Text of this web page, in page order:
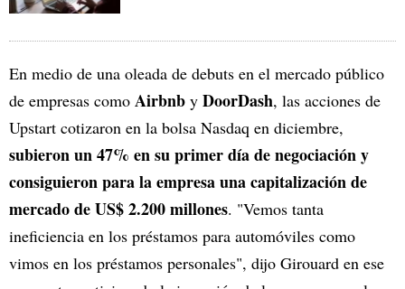
En medio de una oleada de debuts en el mercado público
de empresas como Airbnb y DoorDash, las acciones de
Upstart cotizaron en la bolsa Nasdaq en diciembre,
subieron un 47% en su primer día de negociación y
consiguieron para la empresa una capitalización de
mercado de US$ 2.200 millones. "Vemos tanta
ineficiencia en los préstamos para automóviles como
vimos en los préstamos personales", dijo Girouard en ese